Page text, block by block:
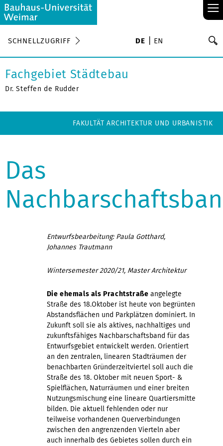
≡
SCHNELLZUGRIFF DE EN
Fachgebiet Städtebau
Dr. Steffen de Rudder
FAKULTÄT ARCHITEKTUR UND URBANISTIK
Das
Entwurfsbearbeitung: Paula Gotthard,
Johannes Trautmann
Wintersemester 2020/21, Master Architektur
Die ehemals als Prachtstraße angelegte
Straße des 18.Oktober ist heute von begrünten
Abstandsflächen und Parkplätzen dominiert. In
Zukunft soll sie als aktives, nachhaltiges und
zukunftsfähiges Nachbarschaftsband für das
Entwurfsgebiet entwickelt werden. Orientiert
an den zentralen, linearen Stadträumen der
benachbarten Gründerzeitviertel soll auch die
Straße des 18. Oktober mit neuen Sport- &
Spielflächen, Naturräumen und einer breiten
Nutzungsmischung eine lineare Quartiersmitte
bilden. Die aktuell fehlenden oder nur
teilweise vorhandenen Querverbindungen
zwischen den angrenzenden Vierteln aber
auch innerhalb des Gebietes sollen durch ein